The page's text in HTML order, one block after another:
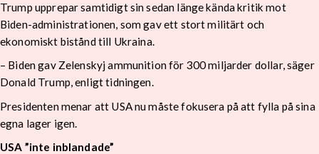
Trump upprepar samtidigt sin sedan länge kända kritik mot
Biden-administrationen, som gav ett stort militärt och
ekonomiskt bistånd till Ukraina.
– Biden gav Zelenskyj ammunition för 300 miljarder dollar, säger
Donald Trump, enligt tidningen.
Presidenten menar att USA nu måste fokusera på att fylla på sina
egna lager igen.
USA ”inte inblandade”